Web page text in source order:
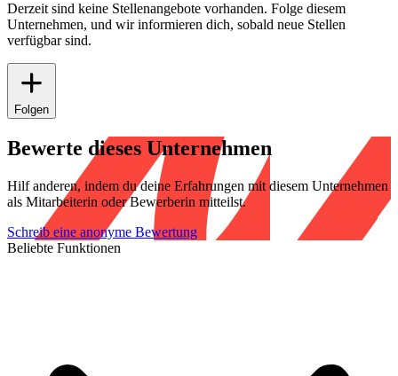
Derzeit sind keine Stellenangebote vorhanden. Folge diesem
Unternehmen, und wir informieren dich, sobald neue Stellen
verfügbar sind.
Folgen
Bewerte dieses Unternehmen
Hilf anderen, indem du deine Erfahrungen mit diesem Unternehmen
als Mitarbeiterin oder Bewerberin mitteilst.
Schreib eine anonyme Bewertung
Beliebte Funktionen